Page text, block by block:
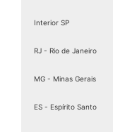
Interior SP
RJ - Rio de Janeiro
MG - Minas Gerais
ES - Espírito Santo